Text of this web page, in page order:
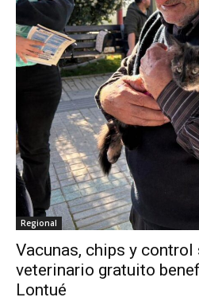
Regional
Vacunas, chips y control
veterinario gratuito
Lontué